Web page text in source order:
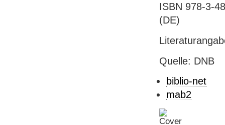
ISBN 978-3-
(DE)
Quelle: DNB
biblio-net
mab2